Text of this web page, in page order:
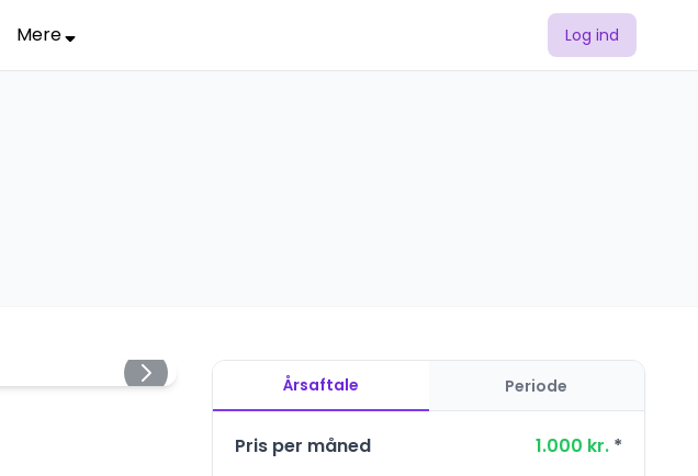
Mere Log ind
Årsaftale Periode
Pris per måned 1.000 kr. *